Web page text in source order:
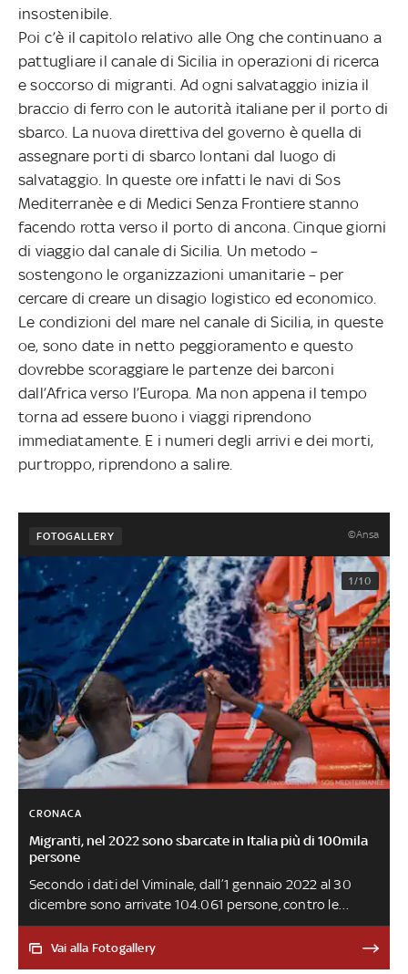
insostenibile.
Poi c’è il capitolo relativo alle Ong che continuano a
pattugliare il canale di Sicilia in operazioni di ricerca
e soccorso di migranti. Ad ogni salvataggio inizia il
braccio di ferro con le autorità italiane per il porto di
sbarco. La nuova direttiva del governo è quella di
assegnare porti di sbarco lontani dal luogo di
salvataggio. In queste ore infatti le navi di Sos
Mediterranèe e di Medici Senza Frontiere stanno
facendo rotta verso il porto di ancona. Cinque giorni
di viaggio dal canale di Sicilia. Un metodo –
sostengono le organizzazioni umanitarie – per
cercare di creare un disagio logistico ed economico.
Le condizioni del mare nel canale di Sicilia, in queste
oe, sono date in netto peggioramento e questo
dovrebbe scoraggiare le partenze dei barconi
dall’Africa verso l’Europa. Ma non appena il tempo
torna ad essere buono i viaggi riprendono
immediatamente. E i numeri degli arrivi e dei morti,
purtroppo, riprendono a salire.
FOTOGALLERY ©Ansa
1/10
CRONACA
Migranti, nel 2022 sono sbarcate in Italia più di 100mila
persone
Secondo i dati del Viminale, dall’1 gennaio 2022 al 30
dicembre sono arrivate 104.061 persone, contro le
67.034 del 2021 e le 34mila del 2020. La Geo Barents,
nave di Medici Senza Frontiere, è l'unica nave di una Ong
Vai alla Fotogallery